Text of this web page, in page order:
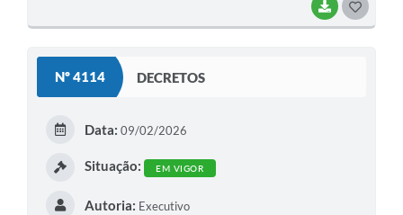
BAIXAR
Nº 4114 DECRETOS
Data: 09/02/2026
Situação: EM VIGOR
Autoria: Executivo